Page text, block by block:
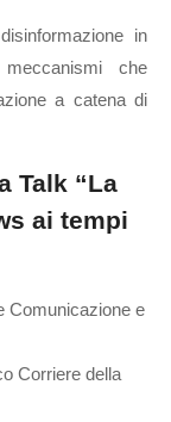
in
che
a catena di
Talk “La
ai tempi
Comunicazione e
Corriere della